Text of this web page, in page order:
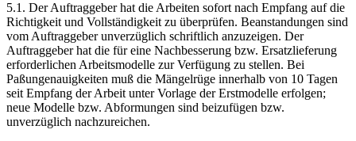
5.1. Der Auftraggeber hat die Arbeiten sofort nach Empfang auf die
Richtigkeit und Vollständigkeit zu überprüfen. Beanstandungen sind
vom Auftraggeber unverzüglich schriftlich anzuzeigen. Der
Auftraggeber hat die für eine Nachbesserung bzw. Ersatzlieferung
erforderlichen Arbeitsmodelle zur Verfügung zu stellen. Bei
Paßungenauigkeiten muß die Mängelrüge innerhalb von 10 Tagen
seit Empfang der Arbeit unter Vorlage der Erstmodelle erfolgen;
neue Modelle bzw. Abformungen sind beizufügen bzw.
unverzüglich nachzureichen.